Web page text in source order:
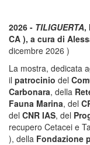
2026 - TILIGUERTA,
CA ), a cura di
dicembre 2026 )
La mostra, dedicata
il patrocinio del
Carbonara, della
Fauna Marina, del
del CNR IAS, del
recupero Cetacei e
), della Fondazione